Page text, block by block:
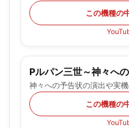
この機種の
Pルパン三世～神々へ
神々への予告状の演出や実
この機種の